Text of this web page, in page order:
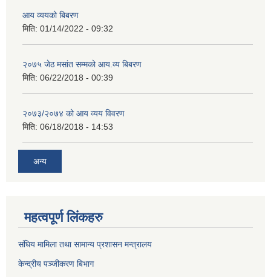
आय व्ययको बिबरण
मिति: 01/14/2022 - 09:32
२०७५ जेठ मसांत सम्मको आय.व्य बिबरण
मिति: 06/22/2018 - 00:39
२०७३/२०७४ को आय व्यय विवरण
मिति: 06/18/2018 - 14:53
अन्य
महत्वपूर्ण लिंकहरु
संघिय मामिला तथा सामान्य प्रशासन मन्त्रालय
केन्द्रीय पञ्जीकरण बिभाग